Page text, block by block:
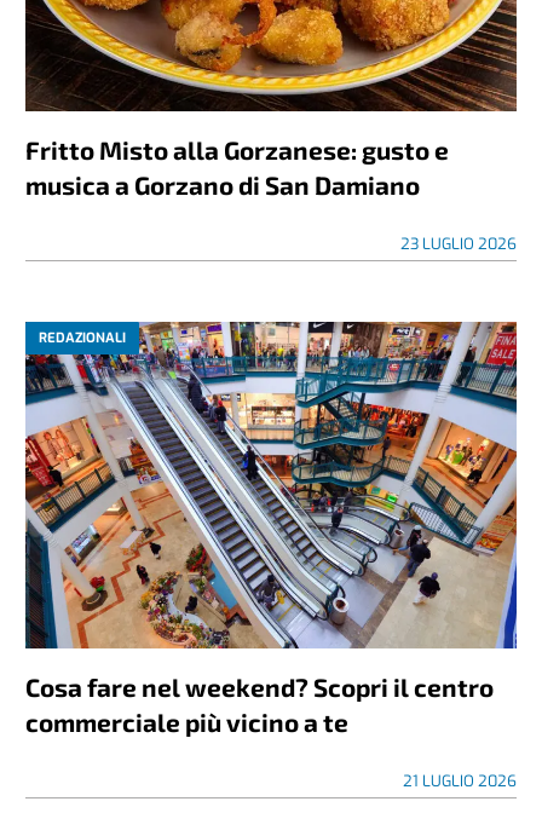
Fritto Misto alla Gorzanese: gusto e
musica a Gorzano di San Damiano
23 LUGLIO 2026
REDAZIONALI
Cosa fare nel weekend? Scopri il centro
commerciale più vicino a te
21 LUGLIO 2026